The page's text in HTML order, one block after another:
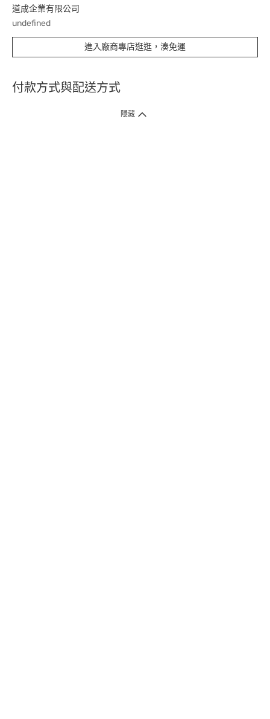
道成企業有限公司
undefined
進入廠商專店逛逛，湊免運
付款方式與配送方式
隱藏